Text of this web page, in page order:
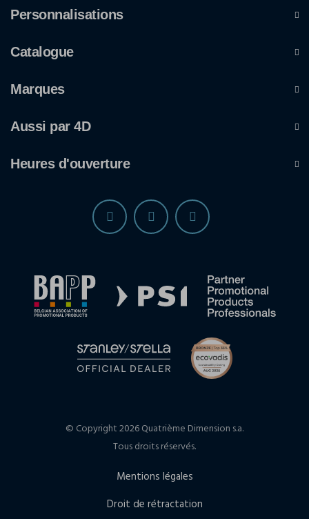
Personnalisations
Catalogue
Marques
Aussi par 4D
Heures d'ouverture
© Copyright 2026 Quatrième Dimension s.a.
Tous droits réservés.
Mentions légales
Droit de rétractation